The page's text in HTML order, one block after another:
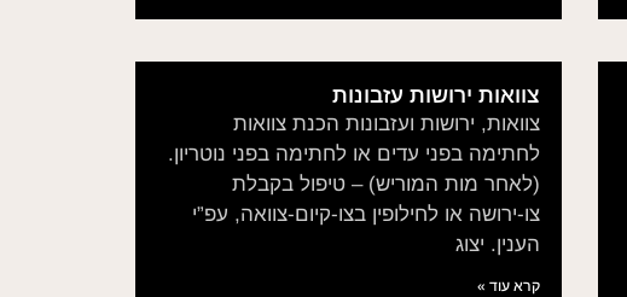
צוואות ירושות עזבונות
צוואות, ירושות ועזבונות הכנת צוואות
לחתימה בפני עדים או לחתימה בפני נוטריון.
(לאחר מות המוריש) – טיפול בקבלת
צו-ירושה או לחילופין בצו-קיום-צוואה, עפ”י
הענין. יצוג
קרא עוד »